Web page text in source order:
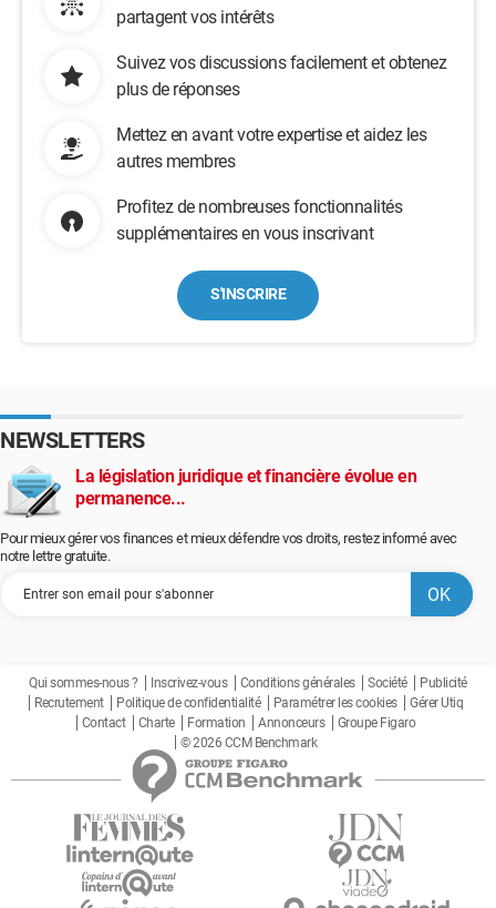
partagent vos intérêts
Suivez vos discussions facilement et obtenez
plus de réponses
Mettez en avant votre expertise et aidez les
autres membres
Profitez de nombreuses fonctionnalités
supplémentaires en vous inscrivant
S'INSCRIRE
NEWSLETTERS
La législation juridique et financière évolue en
permanence...
Pour mieux gérer vos finances et mieux défendre vos droits, restez informé avec
notre lettre gratuite.
Qui sommes-nous ? Inscrivez-vous Conditions générales Société
Publicité
Recrutement
Politique de confidentialité Paramétrer les cookies
Gérer Utiq
Contact
Charte Formation Annonceurs
Groupe Figaro
© 2026 CCM Benchmark